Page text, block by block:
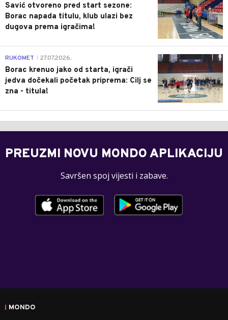
Savić otvoreno pred start sezone:
Borac napada titulu, klub ulazi bez
dugova prema igračima!
0
RUKOMET 27.07.2026.
Borac krenuo jako od starta, igrači
jedva dočekali početak priprema: Cilj se
zna - titula!
PREUZMI NOVU MONDO APLIKACIJU
Savršen spoj vijesti i zabave.
MONDO